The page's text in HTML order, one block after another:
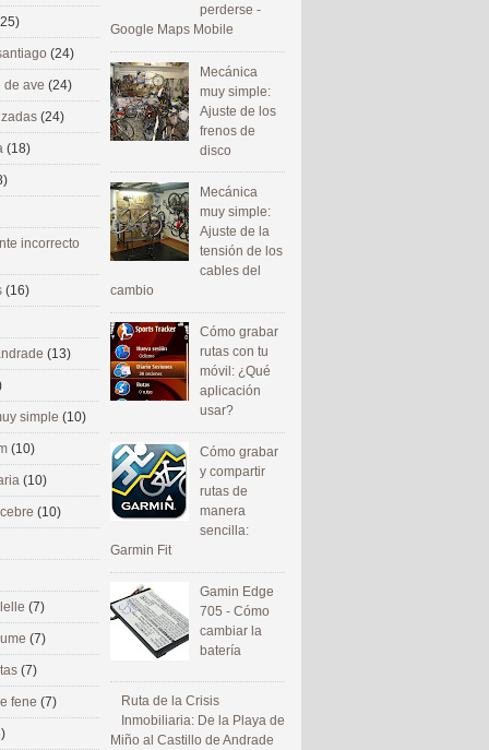
perderse -
Google Maps Mobile
Mecánica
muy simple:
Ajuste de los
frenos de
disco
Mecánica
muy simple:
Ajuste de la
tensión de los
cables del
cambio
Cómo grabar
rutas con tu
móvil: ¿Qué
aplicación
usar?
Cómo grabar
y compartir
rutas de
manera
sencilla:
Garmin Fit
Gamin Edge
705 - Cómo
cambiar la
batería
Ruta de la Crisis
Inmobiliaria: De la Playa de
Miño al Castillo de Andrade
(24)
de ave (24)
(24)
(18)
incorrecto
(16)
(13)
simple (10)
(10)
(10)
(10)
(7)
(7)
(7)
fene (7)